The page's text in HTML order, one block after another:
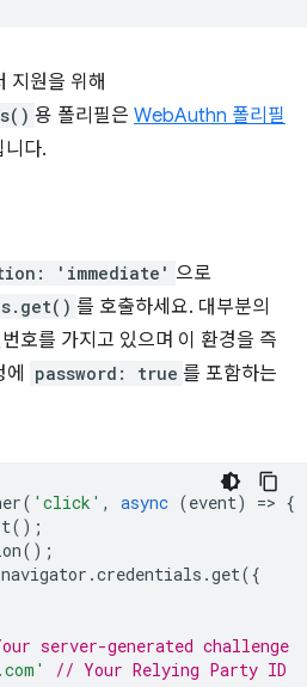
지원을 위해
용 폴리필은 WebAuthn 폴리필
니다.
'immediate' 으로
를 호출하세요. 대부분의
호를 가지고 있으며 이 환경을 즉
password: true 를 포함하는
( 'click' , async (event) => {
();
();
navigator .credentials .get({
server-generated challenge
// Your Relying Party ID